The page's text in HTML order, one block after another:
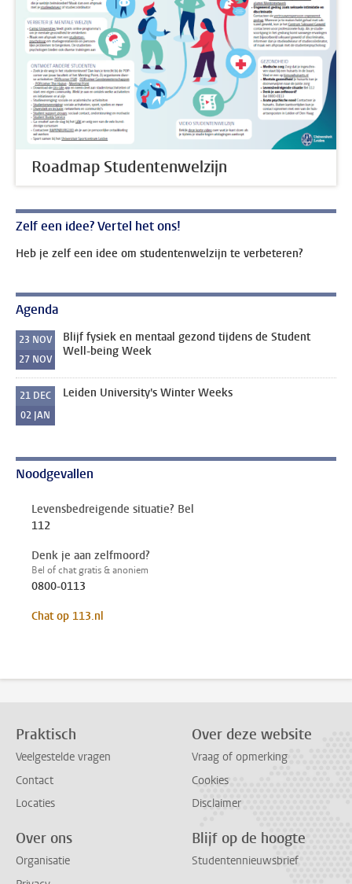
Roadmap Studentenwelzijn
Zelf een idee? Vertel het ons!
Heb je zelf een idee om studentenwelzijn te verbeteren?
Agenda
23 NOV
27 NOV
Blijf fysiek en mentaal gezond tijdens de Student
Well-being Week
21 DEC
02 JAN
Leiden University's Winter Weeks
Noodgevallen
Levensbedreigende situatie? Bel
112
Denk je aan zelfmoord?
Bel of chat gratis & anoniem
0800-0113
Chat op 113.nl
Praktisch
Veelgestelde vragen
Contact
Locaties
Over deze website
Vraag of opmerking
Cookies
Disclaimer
Over ons
Organisatie
Blijf op de hoogte
Studentennieuwsbrief